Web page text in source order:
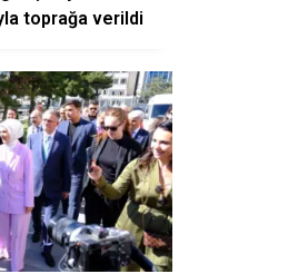
toprağa verildi